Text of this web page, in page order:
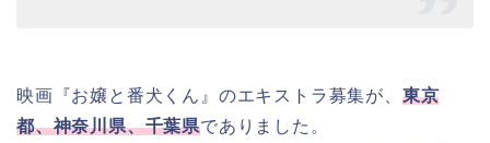
映画『お嬢と番犬くん』のエキストラ募集が、 東京
都、神奈川県、千葉県でありました。